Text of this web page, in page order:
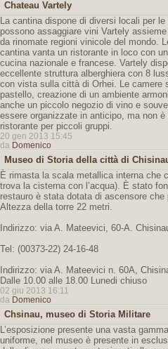
Chateau Vartely
La cantina dispone di diversi locali per
possono assaggiare vini Vartely
da rinomate regioni vinicole del mondo.
cantina vanta un ristorante in loco con
cucina nazionale e francese. Vartely
eccellente struttura alberghiera con 8
con vista sulla città di Orhei. Le camere
pastello, creazione di un ambiente
anche un piccolo negozio di vino e
essere organizzate in anticipo, ma non
ristorante per piccoli gruppi.
20 gen 2013 15:45
da Domenico
Museo di Storia della città di
È rimasta la scala metallica interna che
trova la cisterna con l’acqua). È stato
restauro è stata dotata di ascensore
Altezza della torre 22 metri.
Indirizzo: via A. Mateevici, 60-A.
Tel: (00373-22) 24-16-48
Indirizzo: via A. Mateevici n. 60A,
Dalle 10.00 alle 18.00 Lunedi chiuso
02 giu 2013 16:11
da Domenico
Chsinau, museo di Storia Militare
L’esposizione presente una vasta
uniforme, nel museo è presente in